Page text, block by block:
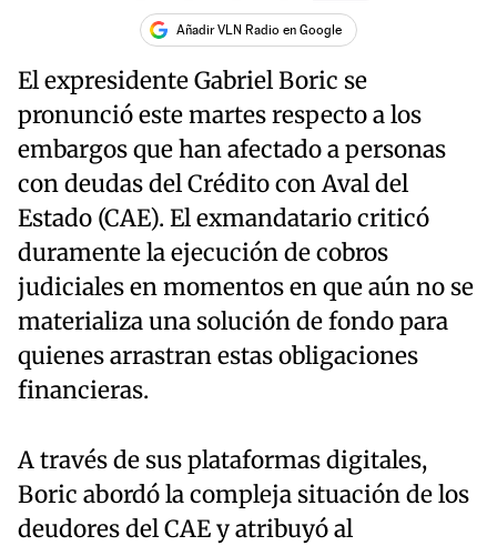
Añadir VLN Radio en Google
El expresidente Gabriel Boric se
pronunció este martes respecto a los
embargos que han afectado a personas
con deudas del Crédito con Aval del
Estado (CAE). El exmandatario criticó
duramente la ejecución de cobros
judiciales en momentos en que aún no se
materializa una solución de fondo para
quienes arrastran estas obligaciones
financieras.
A través de sus plataformas digitales,
Boric abordó la compleja situación de los
deudores del CAE y atribuyó al